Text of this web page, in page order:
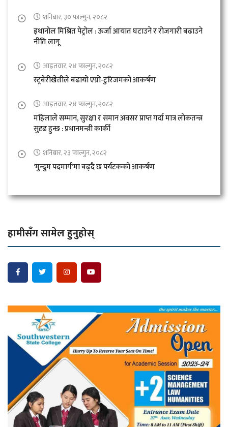
शनिबार, ३० फाल्गुन, २०८२
इथानोल मिश्रित पेट्रोल : ऊर्जा आयात घटाउने र रोजगारी बढाउने
नीति लागू
आइतवार, २४ फाल्गुन, २०८२
स्ट्रबेरीखेतीले बढायो एग्रो-टुरिजमको आकर्षण
आइतवार, २४ फाल्गुन, २०८२
महिलाले सम्मान, सुरक्षा र समान अवसर प्राप्त गर्दा मात्र लोकतन्त्र
सुदृढ हुन्छ : प्रधानमन्त्री कार्की
शनिबार, २३ फाल्गुन, २०८२
‘मुन्दुम पदमार्ग’मा बढ्दै छ पर्यटकको आकर्षण
हामीसँग सामेल हुनुहोस्